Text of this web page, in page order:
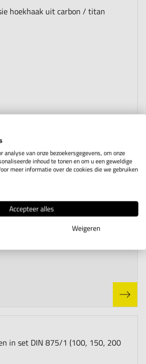
hoekhaak uit carbon /
the options chosen on the product page
analyse van onze bezoekersgegevens, om onze
inhoud te tonen en om u een geweldige
meer informatie over de cookies die we gebruiken
Accepteer alles
Weigeren